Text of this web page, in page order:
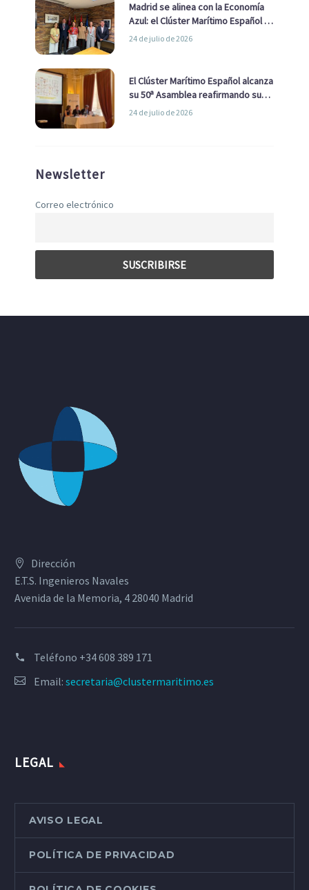
Madrid se alinea con la Economía
Azul: el Clúster Marítimo Español y
la Real Liga Naval avanzan alianzas
24 de julio de 2026
El Clúster Marítimo Español alcanza
su 50ª Asamblea reafirmando su
liderazgo en la Economía Azul
24 de julio de 2026
Newsletter
Correo electrónico
Dirección
E.T.S. Ingenieros Navales
Avenida de la Memoria, 4 28040 Madrid
Teléfono +34 608 389 171
Email: secretaria@clustermaritimo.es
LEGAL
AVISO LEGAL
POLÍTICA DE PRIVACIDAD